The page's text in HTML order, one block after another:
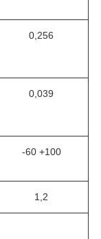
0,256
0,039
-60 +100
1,2